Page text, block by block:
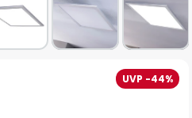
UVP -44%